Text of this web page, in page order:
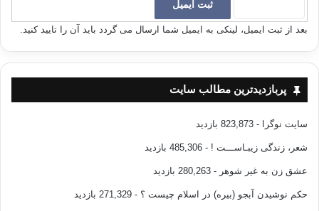
ي ديگران را مي كشند. وقتي مي بينند فرزندانشان در حد انتظار آنها
كاري صورت نداده اند با قيافه اي حق به جانب مي گويند:«مي
پدر و مادر در نقش«مدير» وظايف مختلفي از كارهاي منزل را به
فرزندانشان تفويض مي كنند. با اين ذهنيت ميزان توليد در خانه
افزايش مي يابد.والد«مدير» نقاط ضعف فرزندانش را جبران مي
به نظام هاي آموزشي، ارتباطي، اطلاعاتي وجبراني واقف است. نياز
به رويه هاي استاندارد را هم درك مي كند.وبر اين اساس اقدام مي
نمايد.
بعد از ثبت ایمیل، لینکی به ایمیل شما ارسال می گردد باید آن را تایید کنید.
پربازدیدترین مطالب سایت
سایت نوگرا - 823,873 بازدید
شعر، زندگی زیبـاســـت ! - 485,306 بازدید
عشق زن به غیر شوهر - 280,263 بازدید
حکم نوشیدن آبجو (بیره) در اسلام چیست ؟ - 271,329 بازدید